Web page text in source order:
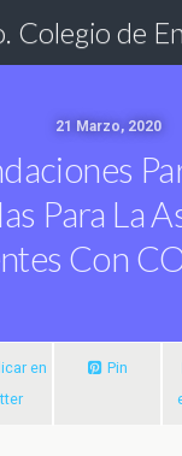
21 Marzo, 2020
Para La
Con
en
Pin